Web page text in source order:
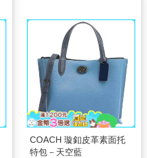
COACH 璇釦皮革素面托
特包－天空藍